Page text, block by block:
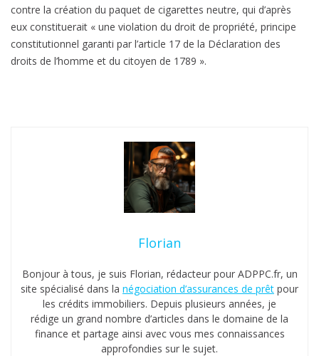
contre la création du paquet de cigarettes neutre, qui d’après
eux constituerait « une violation du droit de propriété, principe
constitutionnel garanti par l’article 17 de la Déclaration des
droits de l’homme et du citoyen de 1789 ».
Florian
Bonjour à tous, je suis Florian, rédacteur pour ADPPC.fr, un
site spécialisé dans la négociation d’assurances de prêt pour
les crédits immobiliers. Depuis plusieurs années, je
rédige un grand nombre d’articles dans le domaine de la
finance et partage ainsi avec vous mes connaissances
approfondies sur le sujet.